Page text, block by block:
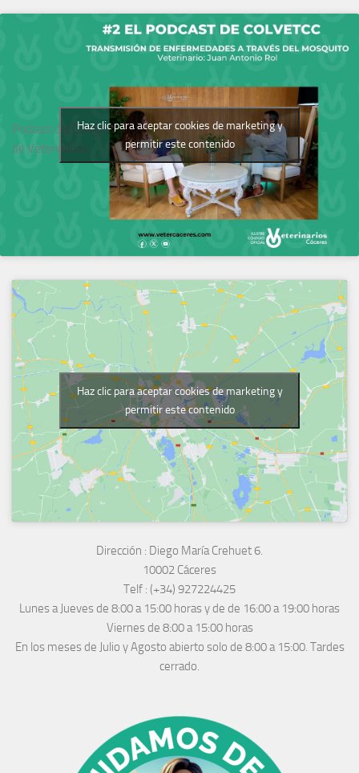
Podcast del Colegio
de Veterinarios
Haz clic para aceptar cookies de marketing y
permitir este contenido
Haz clic para aceptar cookies de marketing y
permitir este contenido
Dirección : Diego María Crehuet 6.
10002 Cáceres
Telf : (+34) 927224425
Lunes a Jueves de 8:00 a 15:00 horas y de de 16:00 a 19:00 horas
Viernes de 8:00 a 15:00 horas
En los meses de Julio y Agosto abierto solo de 8:00 a 15:00. Tardes
cerrado.